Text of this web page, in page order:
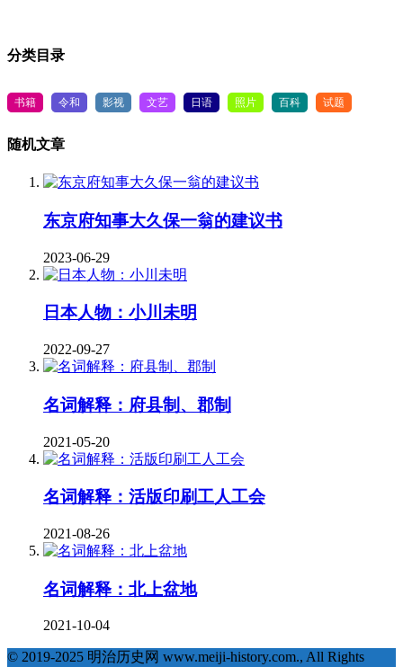
分类目录
书籍 令和 影视 文艺 日语 照片 百科 试题
随机文章
东京府知事大久保一翁的建议书
2023-06-29
日本人物：小川未明
2022-09-27
名词解释：府县制、郡制
2021-05-20
名词解释：活版印刷工人工会
2021-08-26
名词解释：北上盆地
2021-10-04
© 2019-2025 明治历史网 www.meiji-history.com., All Rights